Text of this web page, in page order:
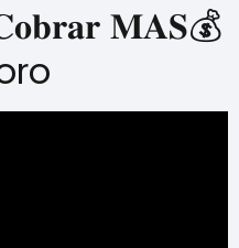
𝐌𝐀𝐒💰